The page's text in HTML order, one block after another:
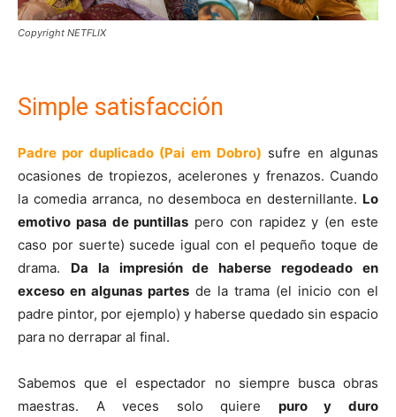
Copyright NETFLIX
Simple satisfacción
Padre por duplicado (Pai em Dobro) sufre en algunas
ocasiones de tropiezos, acelerones y frenazos. Cuando
la comedia arranca, no desemboca en desternillante. Lo
emotivo pasa de puntillas pero con rapidez y (en este
caso por suerte) sucede igual con el pequeño toque de
drama. Da la impresión de haberse regodeado en
exceso en algunas partes de la trama (el inicio con el
padre pintor, por ejemplo) y haberse quedado sin espacio
para no derrapar al final.
Sabemos que el espectador no siempre busca obras
maestras. A veces solo quiere puro y duro